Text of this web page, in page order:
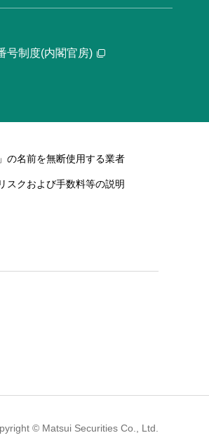
号制度(内閣官房)
の名前を無断使用する業者
スクおよび手数料等の説明
© Matsui Securities Co., Ltd.